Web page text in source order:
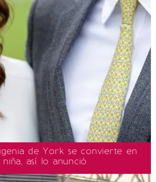
de York se convierte en
así lo anunció